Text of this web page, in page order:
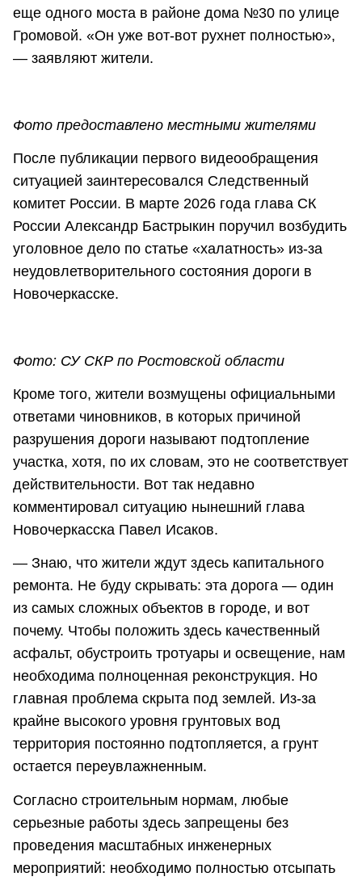
еще одного моста в районе дома №30 по улице
Громовой. «Он уже вот-вот рухнет полностью»,
— заявляют жители.
Фото предоставлено местными жителями
После публикации первого видеообращения
ситуацией заинтересовался Следственный
комитет России. В марте 2026 года глава СК
России Александр Бастрыкин поручил возбудить
уголовное дело по статье «халатность» из-за
неудовлетворительного состояния дороги в
Новочеркасске.
Фото: СУ СКР по Ростовской области
Кроме того, жители возмущены официальными
ответами чиновников, в которых причиной
разрушения дороги называют подтопление
участка, хотя, по их словам, это не соответствует
действительности. Вот так недавно
комментировал ситуацию нынешний глава
Новочеркасска Павел Исаков.
— Знаю, что жители ждут здесь капитального
ремонта. Не буду скрывать: эта дорога — один
из самых сложных объектов в городе, и вот
почему. Чтобы положить здесь качественный
асфальт, обустроить тротуары и освещение, нам
необходима полноценная реконструкция. Но
главная проблема скрыта под землей. Из-за
крайне высокого уровня грунтовых вод
территория постоянно подтопляется, а грунт
остается переувлажненным.
Согласно строительным нормам, любые
серьезные работы здесь запрещены без
проведения масштабных инженерных
мероприятий: необходимо полностью отсыпать